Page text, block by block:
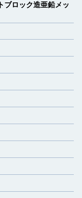
ブロック造亜鉛メッ